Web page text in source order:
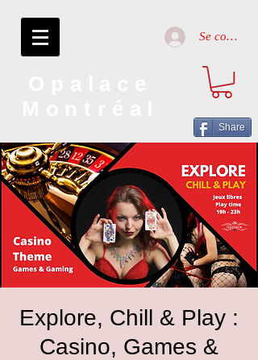
Se connecter
Share
Explore, Chill & Play :
Casino, Games &